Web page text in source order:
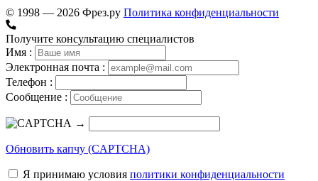
© 1998 — 2026 Фрез.ру Политика конфиденциальности
Получите консультацию специалистов
Имя :
Электронная почта :
Телефон :
Сообщение :
→
Обновить капчу (CAPTCHA)
Я принимаю условия политики конфиденциальности